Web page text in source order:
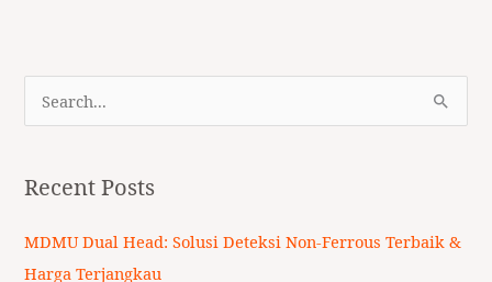
r
c
h
Recent Posts
MDMU Dual Head: Solusi Deteksi Non-Ferrous Terbaik &
Harga Terjangkau